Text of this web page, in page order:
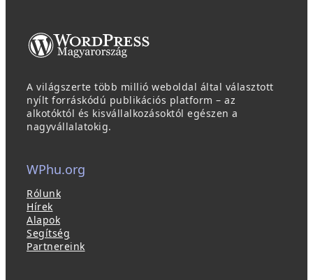
A világszerte több millió weboldal által választott
nyílt forráskódú publikációs platform – az
alkotóktól és kisvállalkozásoktól egészen a
nagyvállalatokig.
WPhu.org
Rólunk
Hírek
Alapok
Segítség
Partnereink